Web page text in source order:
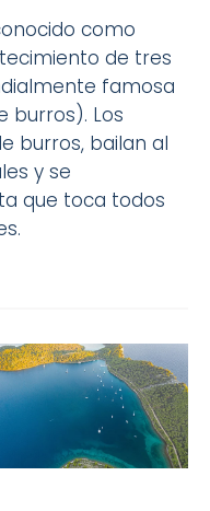
como
de tres
famosa
burros). Los
burros, bailan al
y se
que toca todos